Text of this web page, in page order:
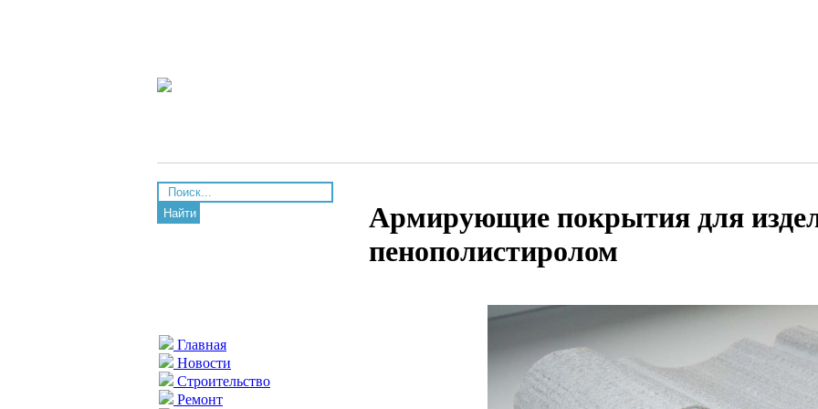
Найти
Главная
Новости
Строительство
Ремонт
Армирующие покрытия для
пенополистиролом